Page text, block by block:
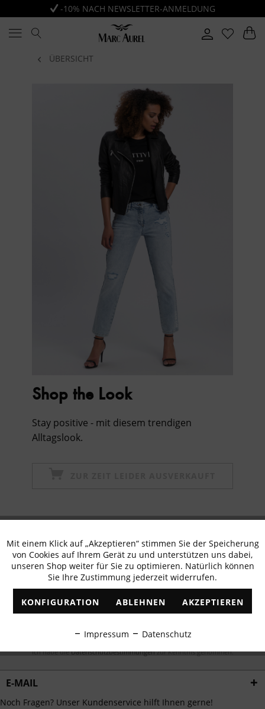
-10% NACH NEWSLETTER-ANMELDUNG
ÜBERSICHT
Shop the Look
Stay positive - mit diesem trendigen
Alltagslook.
erhalten
✓ Exklusive Angebote ✓ Die aktuellsten Trends
ABONNIEREN
Ich habe dieDatenschutzbestimmungenzur Kenntnis genommen.
E-MAIL
Noch Fragen? Unser Kundenservice hilft Ihnen gerne!
Funktionale Aktiv
Marketing Inaktiv
Tracking Inaktiv
Personalisierung Inaktiv
Service
Mit einem Klick auf „Akzeptieren“ stimmen Sie der Speicherung
von Cookies auf Ihrem Gerät zu und unterstützen uns dabei,
unseren Shop weiter für Sie zu optimieren. Natürlich können
Sie Ihre Zustimmung jederzeit widerrufen.
KONFIGURATION ABLEHNEN AKZEPTIEREN
Impressum Datenschutz